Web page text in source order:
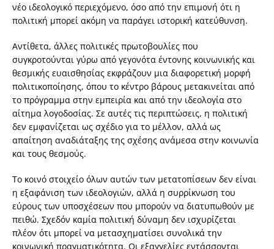
νέο ιδεολογικό περιεχόμενο, όσο από την επιμονή ότι η
πολιτική μπορεί ακόμη να παράγει ιστορική κατεύθυνση.
Αντίθετα, άλλες πολιτικές πρωτοβουλίες που
συγκροτούνται γύρω από γεγονότα έντονης κοινωνικής και
θεσμικής ευαισθησίας εκφράζουν μια διαφορετική μορφή
πολιτικοποίησης, όπου το κέντρο βάρους μετακινείται από
το πρόγραμμα στην εμπειρία και από την ιδεολογία στο
αίτημα λογοδοσίας. Σε αυτές τις περιπτώσεις, η πολιτική
δεν εμφανίζεται ως σχέδιο για το μέλλον, αλλά ως
απαίτηση αναδιάταξης της σχέσης ανάμεσα στην κοινωνία
και τους θεσμούς.
Το κοινό στοιχείο όλων αυτών των μετατοπίσεων δεν είναι
η εξαφάνιση των ιδεολογιών, αλλά η συρρίκνωση του
εύρους των υποσχέσεων που μπορούν να διατυπωθούν με
πειθώ. Σχεδόν καμία πολιτική δύναμη δεν ισχυρίζεται
πλέον ότι μπορεί να μετασχηματίσει συνολικά την
κοινωνική πραγματικότητα. Οι εξαγγελίες εντάσσονται